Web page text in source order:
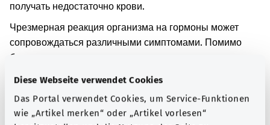
Diese Webseite verwendet Cookies
Das Portal verwendet Cookies, um Service-Funktionen
wie „Artikel merken“ oder „Artikel vorlesen“
получать недостаточно крови.
Чрезмерная реакция организма на гормоны может
сопровождаться различными симптомами. Помимо
боли в животе, также могут возникать тошнота и рвота.
крови, может выделяться слишком мало мочи. Иногда
при этом поражаются и другие органы. Болезнь может
протекать тяжело.